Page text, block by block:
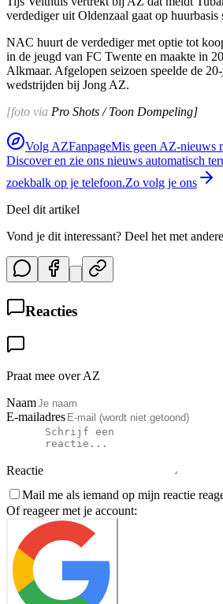
verdediger uit Oldenzaal gaat op
NAC huurt de verdediger met optie tot
in de jeugd van FC Twente en maakte in
Alkmaar. Afgelopen seizoen speelde de
wedstrijden bij Jong AZ.
[foto via Pro Shots / Toon Dompeling]
Volg AZFanpageMis geen AZ-nieuws
Discover en zie ons nieuws automatisch
zoekbalk op je telefoon.Zo volg je ons
Deel dit artikel
Vond je dit interessant? Deel het met
Reacties
Praat mee over AZ
Naam
E-mailadres
Reactie
Mail me als iemand op mijn reactie
Of reageer met je account: